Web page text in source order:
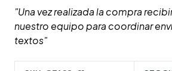
"Una vez realizada la compra
nuestro equipo para coordinar
textos"